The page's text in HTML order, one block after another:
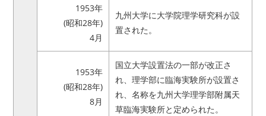
1953年
(昭和28年)
4月
九州大学に大学院理学研究科が設
置された。
1953年
(昭和28年)
8月
国立大学設置法の一部が改正さ
れ、理学部に臨海実験所が設置さ
れ、名称を九州大学理学部附属天
草臨海実験所と定められた。